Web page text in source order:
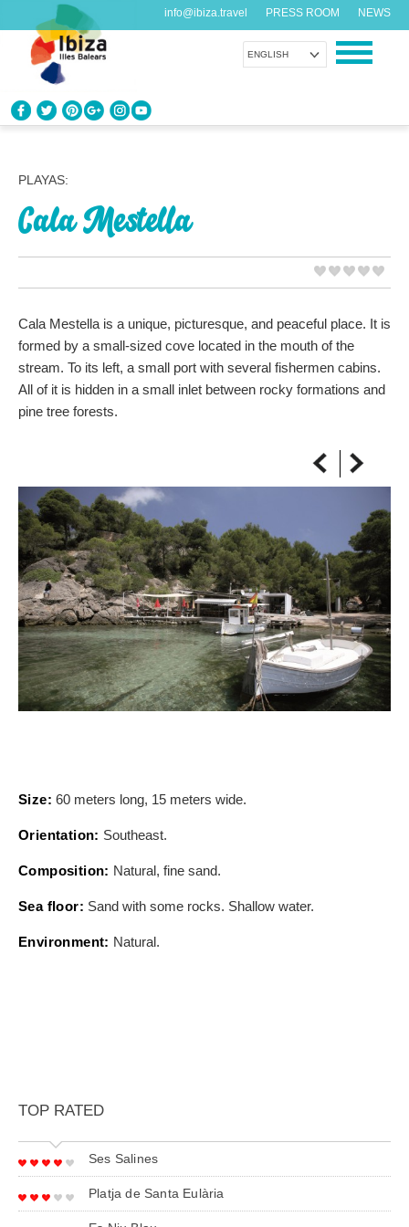
ENGLISH
info@ibiza.travel PRESS ROOM NEWS
ENJOY IBIZA
Something for everybody
AGENDA
ORGANIZE YOUR TRIP
PLAYAS:
Cala Mestella
Cala Mestella is a unique, picturesque, and peaceful place. It is
formed by a small-sized cove located in the mouth of the
stream. To its left, a small port with several fishermen cabins.
All of it is hidden in a small inlet between rocky formations and
pine tree forests.
Size: 60 meters long, 15 meters wide.
Orientation: Southeast.
Composition: Natural, fine sand.
Sea floor: Sand with some rocks. Shallow water.
Environment: Natural.
TOP RATED
Ses Salines
Platja de Santa Eulària